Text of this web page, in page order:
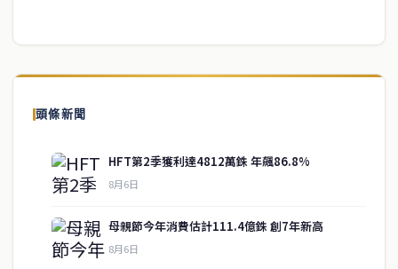
頭條新聞
HFT第2季獲利達4812萬銖 年飆86.8%
8月6日
母親節今年消費估計111.4億銖 創7年新高
8月6日